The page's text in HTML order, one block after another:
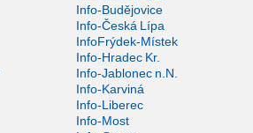
Info-Budějovice
Info-Česká Lípa
InfoFrýdek-Místek
Info-Hradec Kr.
Info-Jablonec n.N.
Info-Karviná
Info-Liberec
Info-Most